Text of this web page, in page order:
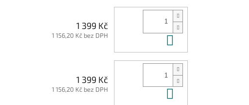
1 399 Kč
1 156,20 Kč bez DPH
1 399 Kč
1 156,20 Kč bez DPH